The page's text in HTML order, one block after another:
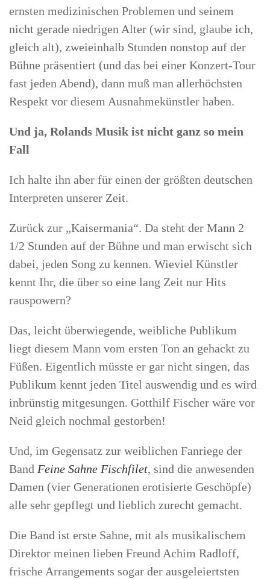
ernsten medizinischen Problemen und seinem
nicht gerade niedrigen Alter (wir sind, glaube ich,
gleich alt), zweieinhalb Stunden nonstop auf der
Bühne präsentiert (und das bei einer Konzert-Tour
fast jeden Abend), dann muß man allerhöchsten
Respekt vor diesem Ausnahmekünstler haben.
Und ja, Rolands Musik ist nicht ganz so mein
Fall
Ich halte ihn aber für einen der größten deutschen
Interpreten unserer Zeit.
Zurück zur „Kaisermania“. Da steht der Mann 2
1/2 Stunden auf der Bühne und man erwischt sich
dabei, jeden Song zu kennen. Wieviel Künstler
kennt Ihr, die über so eine lang Zeit nur Hits
rauspowern?
Das, leicht überwiegende, weibliche Publikum
liegt diesem Mann vom ersten Ton an gehackt zu
Füßen. Eigentlich müsste er gar nicht singen, das
Publikum kennt jeden Titel auswendig und es wird
inbrünstig mitgesungen. Gotthilf Fischer wäre vor
Neid gleich nochmal gestorben!
Und, im Gegensatz zur weiblichen Fanriege der
Band Feine Sahne Fischfilet, sind die anwesenden
Damen (vier Generationen erotisierte Geschöpfe)
alle sehr gepflegt und lieblich zurecht gemacht.
Die Band ist erste Sahne, mit als musikalischem
Direktor meinen lieben Freund Achim Radloff,
frische Arrangements sogar der ausgeleiertsten